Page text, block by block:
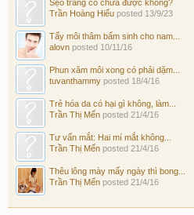
Sẹo trắng có chữa được không?
Trần Hoàng Hiếu posted 13/9/23
Tẩy môi thâm bẩm sinh cho nam...
alovn posted 10/11/16
Phun xăm môi xong có phải dặm...
tuvanthammy posted 18/4/16
Trẻ hóa da có hại gì không, làm...
Trần Thị Mến posted 21/4/16
Tư vấn mắt: Hai mí mắt không...
Trần Thị Mến posted 21/4/16
Thêu lông mày mấy ngày thì bong...
Trần Thị Mến posted 21/4/16